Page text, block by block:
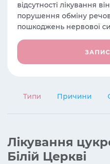
відсутності лікування
порушення обміну
пошкоджень нервової
Типи Причини
Лікування
Білій Церкві